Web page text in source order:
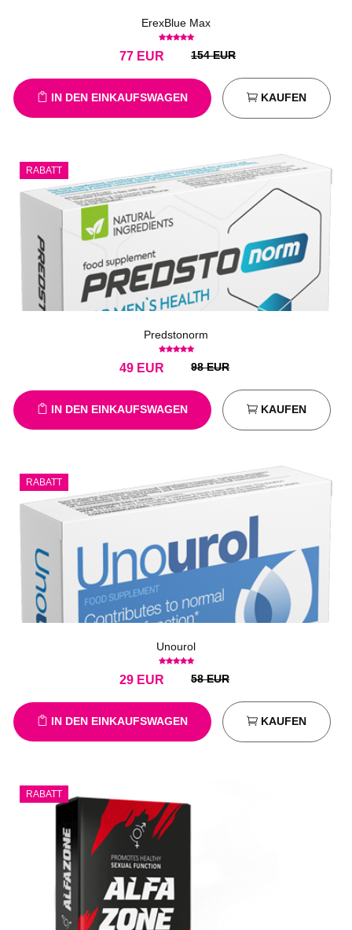
ErexBlue Max
EUR
77 154 EUR
IN DEN EINKAUFSWAGEN KAUFEN
RABATT
Predstonorm
EUR
49 98 EUR
IN DEN EINKAUFSWAGEN KAUFEN
RABATT
Unourol
EUR
29 58 EUR
IN DEN EINKAUFSWAGEN KAUFEN
RABATT